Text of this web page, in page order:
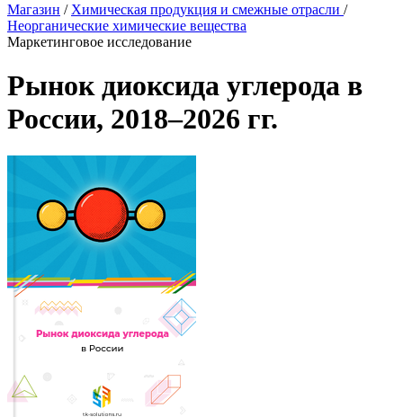
Магазин / Химическая продукция и смежные отрасли /
Неорганические химические вещества
Маркетинговое исследование
Рынок диоксида углерода в
России, 2018–2026 гг.